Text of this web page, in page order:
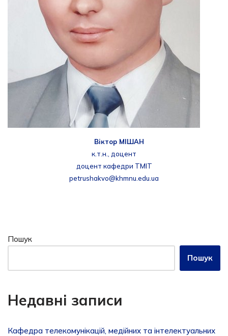
Віктор МІШАН
к.т.н., доцент
доцент кафедри ТМІТ
petrushakvo@khmnu.edu.ua
Пошук
Пошук
Недавні записи
Кафедра телекомунікацій, медійних та інтелектуальних